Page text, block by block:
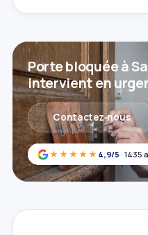
★★★★★ 4,9/5 ·
Porte bloquée à
intervient en
Contactez‑nous